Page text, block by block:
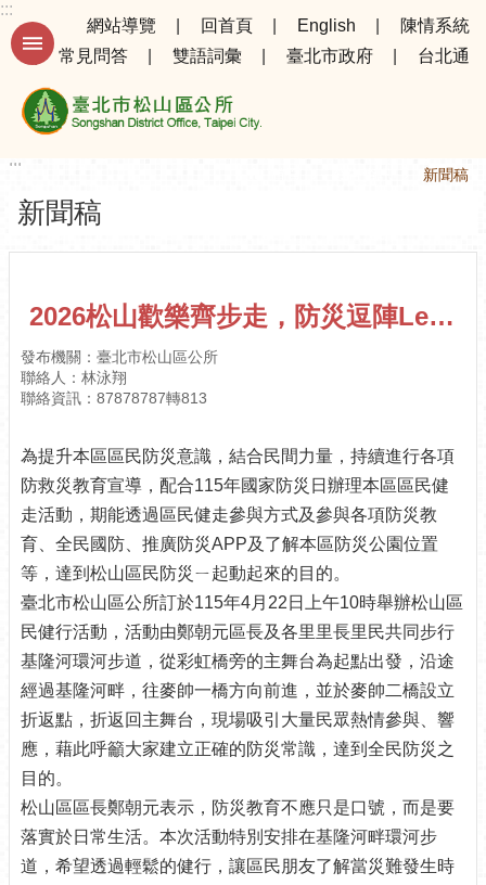
跳到主要內容區塊
進
搜
告
選
務
專
機
關
介
認
識
松
山
為
民
服
務
鄰
里
資
訊
:::
網站導覽
回首頁 English
陳情系統
常見問答
雙語詞彙 臺北市政府 台北通
:::
:::
新聞稿
新聞稿
2026松山歡樂齊步走，防災逗陣Let's Go
發布機關：臺北市松山區公所
聯絡人：林泳翔
聯絡資訊：87878787轉813
為提升本區區民防災意識，結合民間力量，持續進行各項
防救災教育宣導，配合115年國家防災日辦理本區區民健
走活動，期能透過區民健走參與方式及參與各項防災教
育、全民國防、推廣防災APP及了解本區防災公園位置
等，達到松山區民防災ㄧ起動起來的目的。
臺北市松山區公所訂於115年4月22日上午10時舉辦松山區
民健行活動，活動由鄭朝元區長及各里里長里民共同步行
基隆河環河步道，從彩虹橋旁的主舞台為起點出發，沿途
經過基隆河畔，往麥帥一橋方向前進，並於麥帥二橋設立
折返點，折返回主舞台，現場吸引大量民眾熱情參與、響
應，藉此呼籲大家建立正確的防災常識，達到全民防災之
目的。
松山區區長鄭朝元表示，防災教育不應只是口號，而是要
落實於日常生活。本次活動特別安排在基隆河畔環河步
道，希望透過輕鬆的健行，讓區民朋友了解當災難發生時